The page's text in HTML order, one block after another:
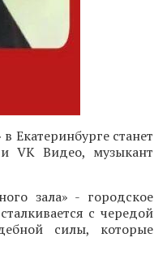
Екатеринбурге станет
и VK Видео, музыкант
зала» - городское
с чередой
силы, которые